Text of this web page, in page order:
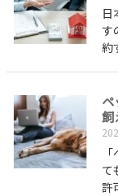
日
す
約
ペ
て
許